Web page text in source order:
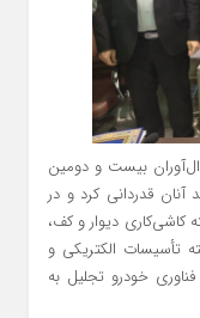
بیست و دومین
قدردانی کرد و در
کاشی‌کاری دیوار و کف،
تأسیسات الکتریکی و
خودرو تجلیل به